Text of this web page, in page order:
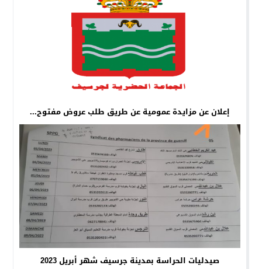
إعلان عن مزايدة عمومية عن طريق طلب عروض مفتوح...
صيدليات الحراسة بمدينة جرسيف شهر أبريل 2023